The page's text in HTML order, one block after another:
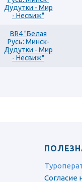
Дудутки - Мир
- Несвиж"
BR4 "Белая
Русь: Минск-
Дудутки - Мир
- Несвиж"
Согласие